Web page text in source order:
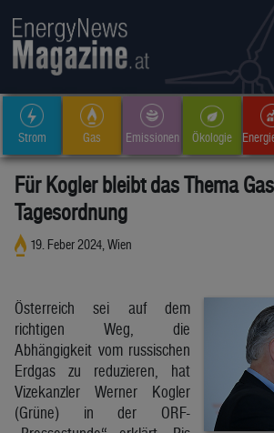
Strom Gas Emissionen Ökologie
Für Kogler bleibt das Thema
Tagesordnung
19. Feber 2024, Wien
Österreich sei auf dem
richtigen Weg, die
Abhängigkeit vom russischen
Erdgas zu reduzieren, hat
Vizekanzler Werner Kogler
(Grüne) in der ORF-